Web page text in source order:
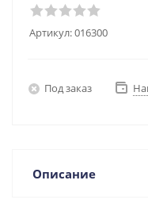
Артикул:016300
Под заказ
Описание